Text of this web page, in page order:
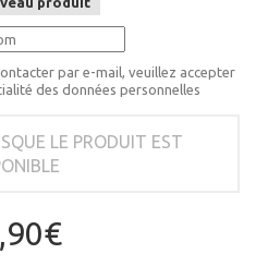
par e-mail, veuillez accepter
des données personnelles
LE PRODUIT EST